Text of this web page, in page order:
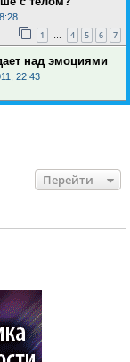
1 … 4 5 6 7
над эмоциями
22:43
Перейти